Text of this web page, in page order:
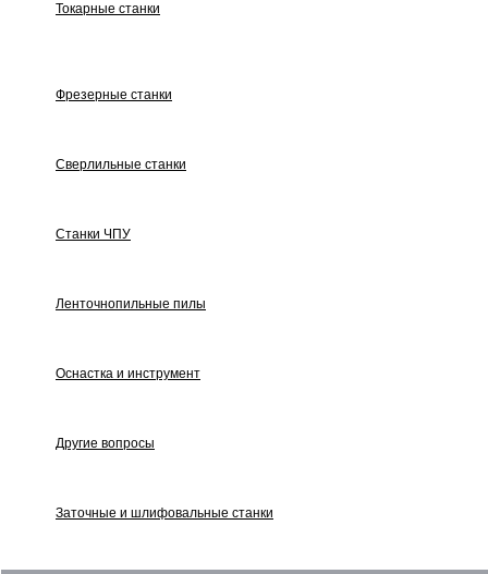
Токарные станки
Фрезерные станки
Сверлильные станки
Станки ЧПУ
Ленточнопильные пилы
Оснастка и инструмент
Другие вопросы
Заточные и шлифовальные станки